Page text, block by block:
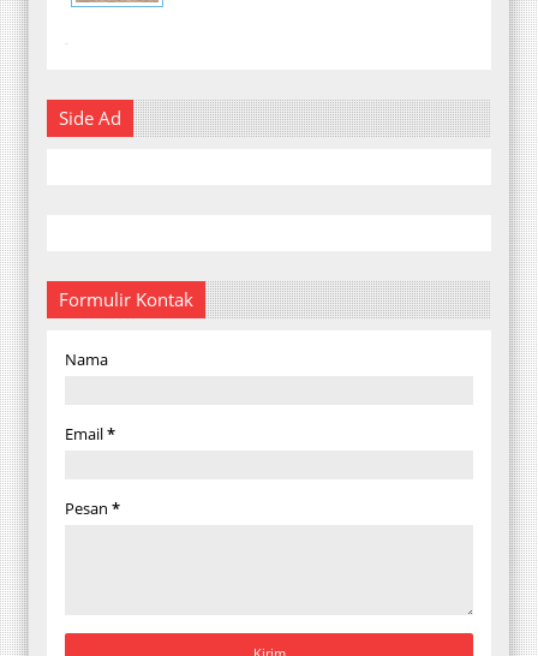
-
Side Ad
Formulir Kontak
Nama
Email*
Pesan *